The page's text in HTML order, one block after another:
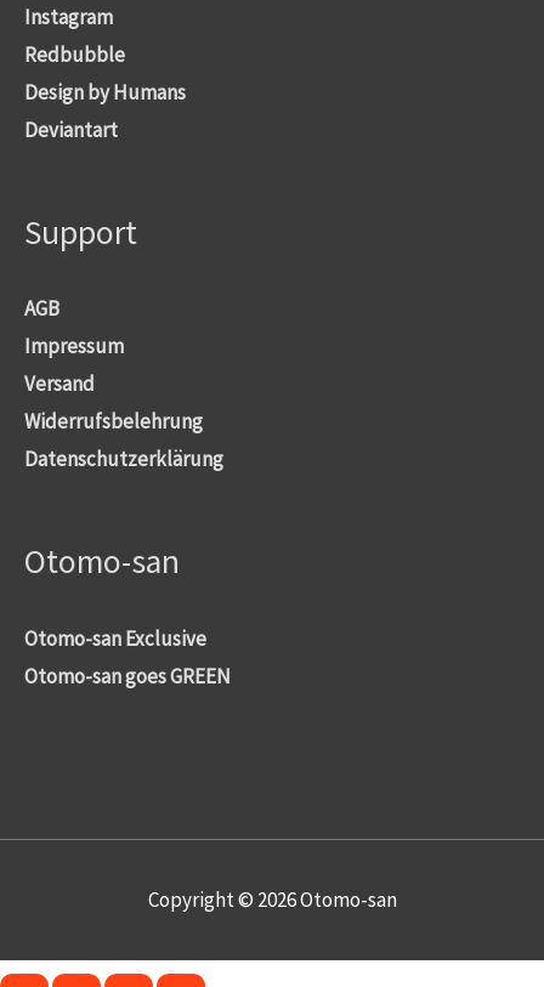
Instagram
Redbubble
Design by Humans
Deviantart
Support
AGB
Impressum
Versand
Widerrufsbelehrung
Datenschutzerklärung
Otomo-san
Otomo-san Exclusive
Otomo-san goes GREEN
Copyright © 2026Otomo-san